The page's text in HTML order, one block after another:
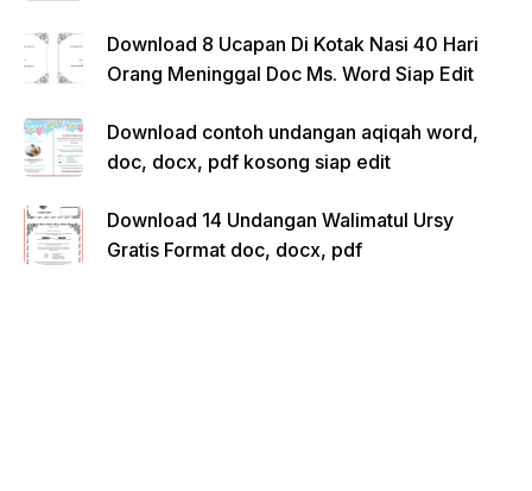
Download 8 Ucapan Di Kotak Nasi 40 Hari
Orang Meninggal Doc Ms. Word Siap Edit
Download contoh undangan aqiqah word,
doc, docx, pdf kosong siap edit
Download 14 Undangan Walimatul Ursy
Gratis Format doc, docx, pdf